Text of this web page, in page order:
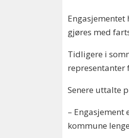
gjøres med
Tidligere i
representanter
Senere uttalte
– Engasjement
kommune